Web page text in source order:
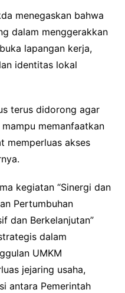
menegaskan bahwa
dalam menggerakkan
lapangan kerja,
identitas lokal
terus didorong agar
memanfaatkan
memperluas akses
kegiatan “Sinergi dan
Pertumbuhan
dan Berkelanjutan”
dalam
UMKM
jejaring usaha,
antara Pemerintah